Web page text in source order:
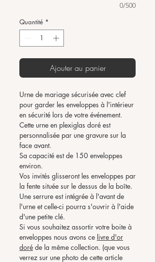
0/500
Quantité *
Ajouter au panier
Urne de mariage sécurisée avec clef
pour garder les enveloppes à l'intérieur
en sécurité lors de votre événement.
Cette urne en plexiglas doré est
personnalisée par une gravure sur la
face avant.
Sa capacité est de 150 enveloppes
environ.
Vos invités glisseront les enveloppes par
la fente située sur le dessus de la boîte.
Une serrure est intégrée à l'avant de
l'urne et celle-ci pourra s'ouvrir à l'aide
d'une petite clé.
Si vous souhaitez assortir votre boite à
enveloppes nous avons ce livre d'or
doré de la même collection. (que vous
verrez sur une photo de cette article